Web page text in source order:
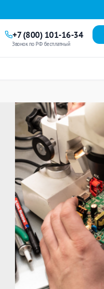
+7 (800) 101-16-34
Звонок по РФ бесплатный